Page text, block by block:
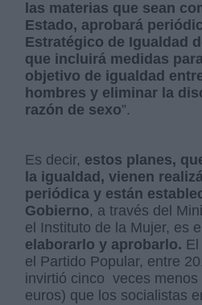
las materias que sean
Estado, aprobará
Estratégico de Igualdad
que incluirá medidas
objetivo de igualdad
hombres y eliminar la
razón de sexo”.
Es decir, estos planes,
la igualdad, vienen
periódica y están
Gobierno, a través del
el Instituto de la Mujer, es el
elaborarlo y aprobarlo.
el Partido Popular, entre
invirtió cinco veces menos
euros) que los socialistas